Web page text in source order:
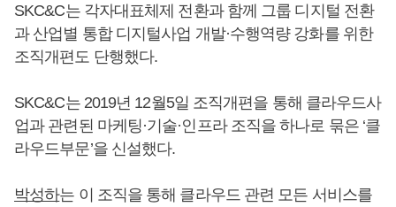
SKC&C는 각자대표체제 전환과 함께 그룹 디지털 전환
과 산업별 통합 디지털사업 개발·수행역량 강화를 위한
조직개편도 단행했다.
SKC&C는 2019년 12월5일 조직개편을 통해 클라우드사
업과 관련된 마케팅·기술·인프라 조직을 하나로 묶은 ‘클
라우드부문’을 신설했다.
박성하는 이 조직을 통해 클라우드 관련 모든 서비스를